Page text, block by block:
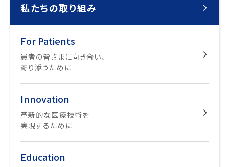
私たちの取り組み
For Patients
患者の皆さまに向き合い、
寄り添うために
Innovation
革新的な医療技術を
実現するために
Education